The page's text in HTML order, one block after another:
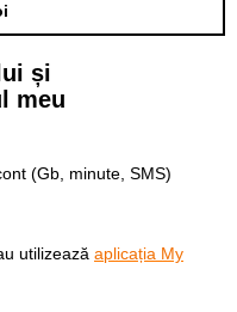
și
meu
(Gb, minute, SMS)
utilizează aplicația My